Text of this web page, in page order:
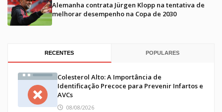
Alemanha contrata Jürgen Klopp na tentativa de
melhorar desempenho na Copa de 2030
RECENTES POPULARES
Colesterol Alto: A Importância de
Identificação Precoce para Prevenir Infartos e
AVCs
08/08/2026